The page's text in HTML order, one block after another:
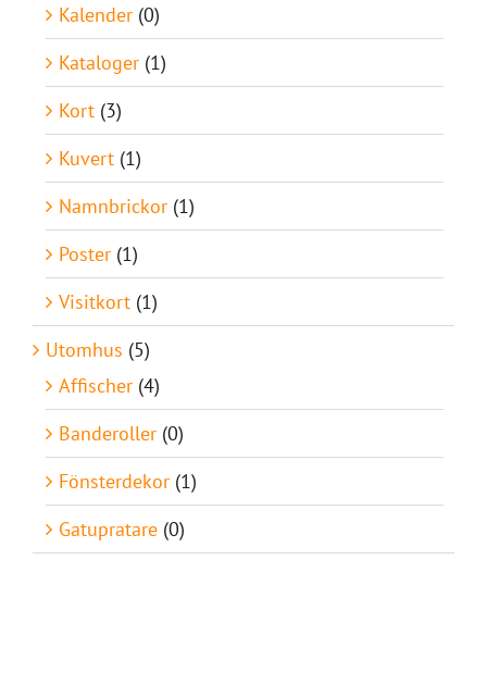
Kalender (0)
Kataloger (1)
Kort (3)
Kuvert (1)
Namnbrickor (1)
Poster (1)
Visitkort (1)
Utomhus (5)
Affischer (4)
Banderoller (0)
Fönsterdekor (1)
Gatupratare (0)